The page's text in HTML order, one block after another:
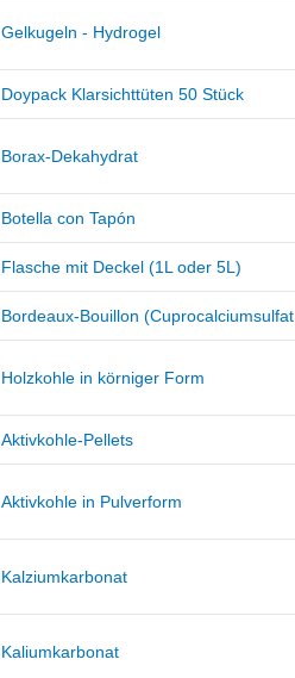
Gelkugeln - Hydrogel
Doypack Klarsichttüten 50 Stück
Borax-Dekahydrat
Botella con Tapón
Flasche mit Deckel (1L oder 5L)
Bordeaux-Bouillon
Holzkohle in körniger Form
Aktivkohle-Pellets
Aktivkohle in Pulverform
Kalziumkarbonat
Kaliumkarbonat